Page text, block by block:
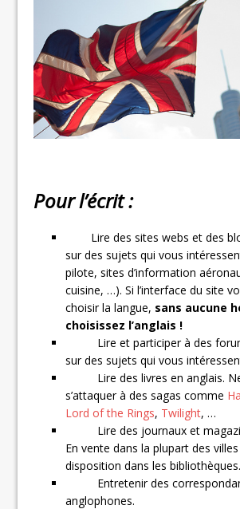
Pour l’écrit :
Lire des sites webs et des
sur des sujets qui vous
pilote, sites d’information
cuisine, …). Si l’interface du site
choisir la langue, sans aucune
choisissez l’anglais !
Lire et participer à des
sur des sujets qui vous
Lire des livres en anglais. Ne
s’attaquer à des sagas comme
Lord of the Rings, Twilight, …
Lire des journaux et
En vente dans la plupart des
disposition dans les bibliothèques.
Entretenir des
anglophones.